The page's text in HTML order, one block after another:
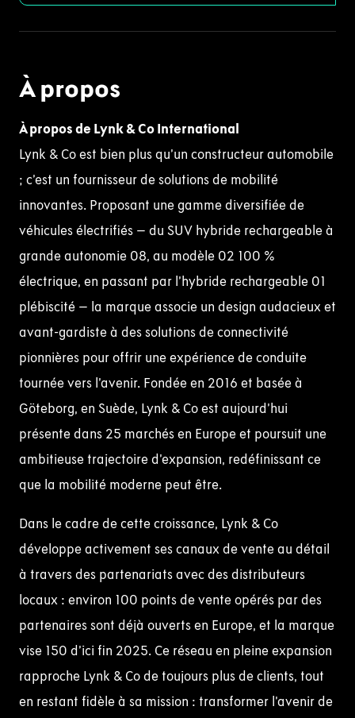
À propos
À propos de Lynk & Co International
Lynk & Co est bien plus qu’un constructeur automobile
; c’est un fournisseur de solutions de mobilité
innovantes. Proposant une gamme diversifiée de
véhicules électrifiés – du SUV hybride rechargeable à
grande autonomie 08, au modèle 02 100 %
électrique, en passant par l’hybride rechargeable 01
plébiscité – la marque associe un design audacieux et
avant-gardiste à des solutions de connectivité
pionnières pour offrir une expérience de conduite
tournée vers l’avenir. Fondée en 2016 et basée à
Göteborg, en Suède, Lynk & Co est aujourd’hui
présente dans 25 marchés en Europe et poursuit une
ambitieuse trajectoire d’expansion, redéfinissant ce
que la mobilité moderne peut être.
Dans le cadre de cette croissance, Lynk & Co
développe activement ses canaux de vente au détail
à travers des partenariats avec des distributeurs
locaux : environ 100 points de vente opérés par des
partenaires sont déjà ouverts en Europe, et la marque
vise 150 d’ici fin 2025. Ce réseau en pleine expansion
rapproche Lynk & Co de toujours plus de clients, tout
en restant fidèle à sa mission : transformer l’avenir de